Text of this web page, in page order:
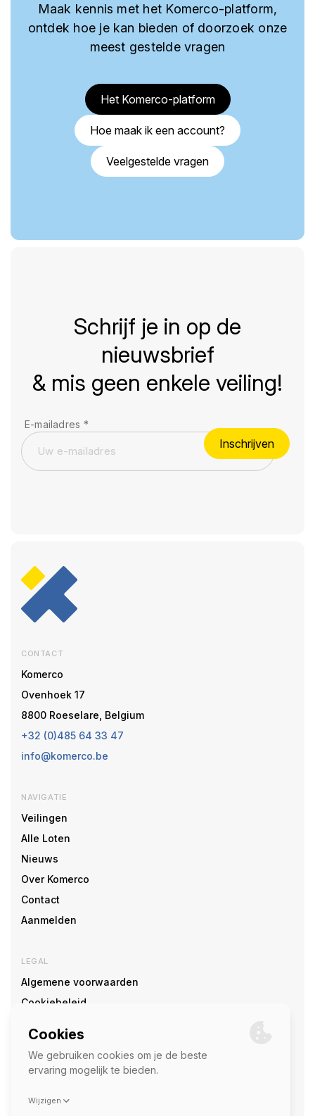
Maak kennis met het Komerco-platform,
ontdek hoe je kan bieden of doorzoek onze
meest gestelde vragen
Het Komerco-platform
Hoe maak ik een account?
Veelgestelde vragen
Schrijf je in op de
nieuwsbrief
& mis geen enkele veiling!
E-mailadres *
Inschrijven
CONTACT
Komerco
Ovenhoek 17
8800 Roeselare, Belgium
+32 (0)485 64 33 47
info@komerco.be
NAVIGATIE
Veilingen
Alle Loten
Nieuws
Over Komerco
Contact
Aanmelden
LEGAL
Algemene voorwaarden
Cookiebeleid
SOCIAL